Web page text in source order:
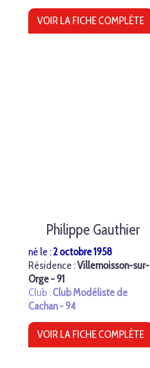
VOIR LA FICHE COMPLÈTE
Philippe Gauthier
né le :2 octobre 1958
Résidence :Villemoisson-sur-
Orge - 91
Club :Club Modéliste de
Cachan - 94
VOIR LA FICHE COMPLÈTE